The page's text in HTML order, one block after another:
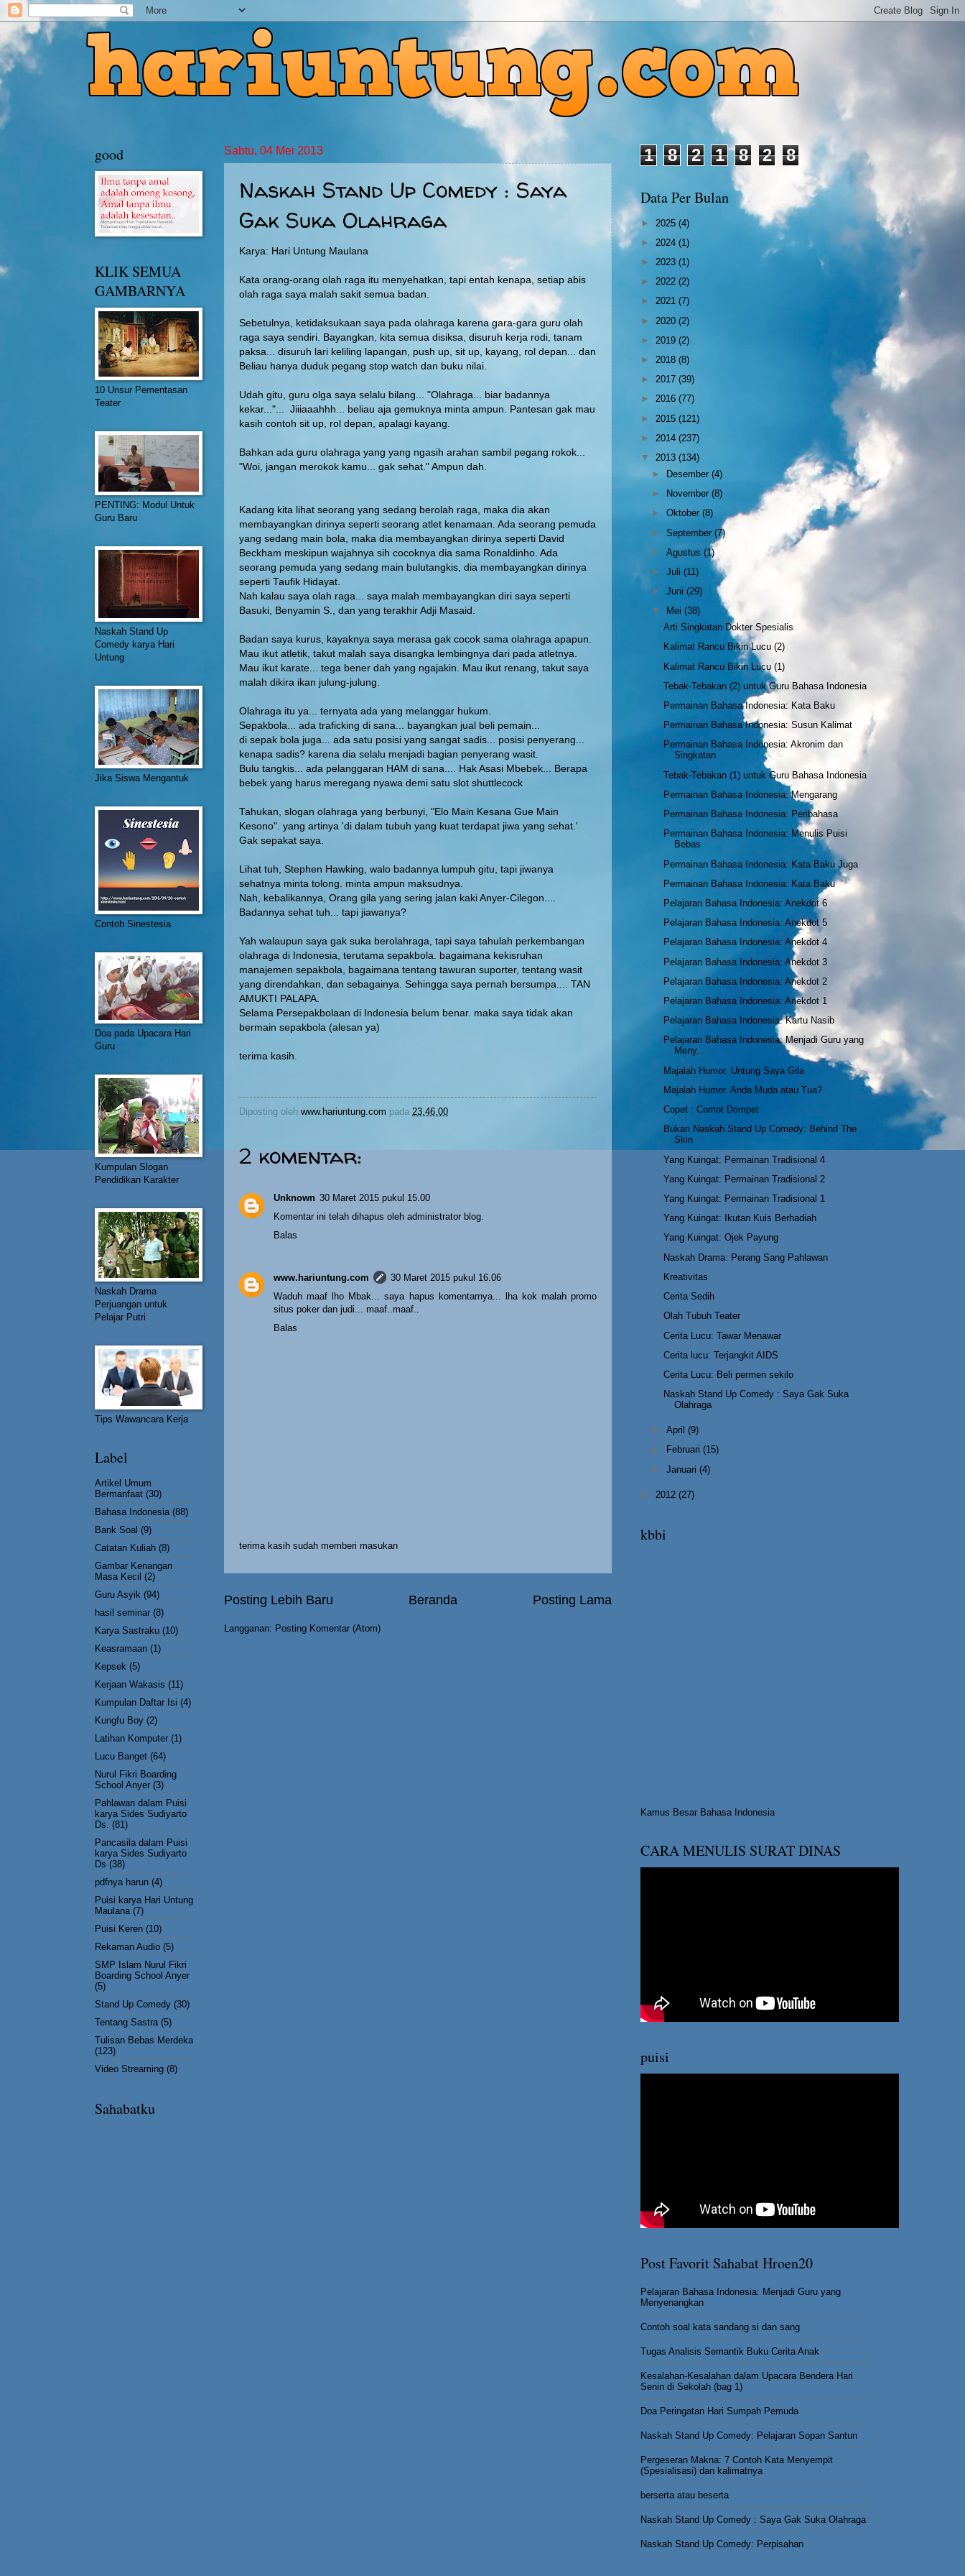
Sabtu, 04 Mei 2013
Naskah Stand Up Comedy : Saya
Gak Suka Olahraga
Karya: Hari Untung Maulana
Kata orang-orang olah raga itu menyehatkan, tapi entah kenapa, setiap abis
olah raga saya malah sakit semua badan.
Sebetulnya, ketidaksukaan saya pada olahraga karena gara-gara guru olah
raga saya sendiri. Bayangkan, kita semua disiksa, disuruh kerja rodi, tanam
paksa... disuruh lari keliling lapangan, push up, sit up, kayang, rol depan... dan
Beliau hanya duduk pegang stop watch dan buku nilai.
Udah gitu, guru olga saya selalu bilang... "Olahraga... biar badannya
kekar..."... Jiiiaaahhh... beliau aja gemuknya minta ampun. Pantesan gak mau
kasih contoh sit up, rol depan, apalagi kayang.
Bahkan ada guru olahraga yang yang ngasih arahan sambil pegang rokok...
"Woi, jangan merokok kamu... gak sehat." Ampun dah.
Kadang kita lihat seorang yang sedang berolah raga, maka dia akan
membayangkan dirinya seperti seorang atlet kenamaan. Ada seorang pemuda
yang sedang main bola, maka dia membayangkan dirinya seperti David
Beckham meskipun wajahnya sih cocoknya dia sama Ronaldinho. Ada
seorang pemuda yang sedang main bulutangkis, dia membayangkan dirinya
seperti Taufik Hidayat.
Nah kalau saya olah raga... saya malah membayangkan diri saya seperti
Basuki, Benyamin S., dan yang terakhir Adji Masaid.
Badan saya kurus, kayaknya saya merasa gak cocok sama olahraga apapun.
Mau ikut atletik, takut malah saya disangka lembingnya dari pada atletnya.
Mau ikut karate... tega bener dah yang ngajakin. Mau ikut renang, takut saya
malah dikira ikan julung-julung.
Olahraga itu ya... ternyata ada yang melanggar hukum.
Sepakbola... ada traficking di sana... bayangkan jual beli pemain...
di sepak bola juga... ada satu posisi yang sangat sadis... posisi penyerang...
kenapa sadis? karena dia selalu menjadi bagian penyerang wasit.
Bulu tangkis... ada pelanggaran HAM di sana.... Hak Asasi Mbebek... Berapa
bebek yang harus meregang nyawa demi satu slot shuttlecock
Tahukan, slogan olahraga yang berbunyi, "Elo Main Kesana Gue Main
Kesono". yang artinya 'di dalam tubuh yang kuat terdapat jiwa yang sehat.'
Gak sepakat saya.
Lihat tuh, Stephen Hawking, walo badannya lumpuh gitu, tapi jiwanya
sehatnya minta tolong. minta ampun maksudnya.
Nah, kebalikannya, Orang gila yang sering jalan kaki Anyer-Cilegon....
Badannya sehat tuh... tapi jiawanya?
Yah walaupun saya gak suka berolahraga, tapi saya tahulah perkembangan
olahraga di Indonesia, terutama sepakbola. bagaimana kekisruhan
manajemen sepakbola, bagaimana tentang tawuran suporter, tentang wasit
yang direndahkan, dan sebagainya. Sehingga saya pernah bersumpa.... TAN
AMUKTI PALAPA.
Selama Persepakbolaan di Indonesia belum benar. maka saya tidak akan
bermain sepakbola (alesan ya)
terima kasih.
Diposting oleh www.hariuntung.com pada 23.46.00
2 komentar:
Unknown 30 Maret 2015 pukul 15.00
Komentar ini telah dihapus oleh administrator blog.
Balas
www.hariuntung.com
30 Maret 2015 pukul 16.06
Waduh maaf lho Mbak... saya hapus komentarnya... lha kok malah promo
situs poker dan judi... maaf..maaf..
Balas
terima kasih sudah memberi masukan
Posting Lebih Baru Posting Lama
Beranda
Langganan: Posting Komentar (Atom)
good
KLIK SEMUA
GAMBARNYA
10 Unsur Pementasan
Teater
PENTING: Modul Untuk
Guru Baru
Naskah Stand Up
Comedy karya Hari
Untung
Jika Siswa Mengantuk
Contoh Sinestesia
Doa pada Upacara Hari
Guru
Kumpulan Slogan
Pendidikan Karakter
Naskah Drama
Perjuangan untuk
Pelajar Putri
Tips Wawancara Kerja
Label
Artikel Umum
Bermanfaat (30)
Bahasa Indonesia (88)
Bank Soal (9)
Catatan Kuliah (8)
Gambar Kenangan
Masa Kecil (2)
Guru Asyik (94)
hasil seminar (8)
Karya Sastraku (10)
Keasramaan (1)
Kepsek (5)
Kerjaan Wakasis (11)
Kumpulan Daftar Isi (4)
Kungfu Boy (2)
Latihan Komputer (1)
Lucu Banget (64)
Nurul Fikri Boarding
School Anyer (3)
Pahlawan dalam Puisi
karya Sides Sudiyarto
Ds. (81)
Pancasila dalam Puisi
karya Sides Sudiyarto
Ds (38)
pdfnya harun (4)
Puisi karya Hari Untung
Maulana (7)
Puisi Keren (10)
Rekaman Audio (5)
SMP Islam Nurul Fikri
Boarding School Anyer
(5)
Stand Up Comedy (30)
Tentang Sastra (5)
Tulisan Bebas Merdeka
(123)
Video Streaming (8)
Sahabatku
1 8 2 1 8 2 8
Data Per Bulan
► 2025 (4)
► 2024 (1)
► 2023 (1)
► 2022 (2)
► 2021 (7)
► 2020 (2)
► 2019 (2)
► 2018 (8)
► 2017 (39)
► 2016 (77)
► 2015 (121)
► 2014 (237)
▼ 2013 (134)
►
Desember(4)
►
November(8)
►Oktober(8)
►September(7)
►Agustus(1)
►Juli(11)
►Juni(29)
▼
Mei(38)
Arti Singkatan Dokter Spesialis
Kalimat Rancu Bikin Lucu (2)
Kalimat Rancu Bikin Lucu (1)
Tebak-Tebakan (2) untuk Guru Bahasa Indonesia
Permainan Bahasa Indonesia: Kata Baku
Permainan Bahasa Indonesia: Susun Kalimat
Permainan Bahasa Indonesia: Akronim dan
Singkatan
Tebak-Tebakan (1) untuk Guru Bahasa Indonesia
Permainan Bahasa Indonesia: Mengarang
Permainan Bahasa Indonesia: Peribahasa
Permainan Bahasa Indonesia: Menulis Puisi
Bebas
Permainan Bahasa Indonesia: Kata Baku Juga
Permainan Bahasa Indonesia: Kata Baku
Pelajaran Bahasa Indonesia: Anekdot 6
Pelajaran Bahasa Indonesia: Anekdot 5
Pelajaran Bahasa Indonesia: Anekdot 4
Pelajaran Bahasa Indonesia: Anekdot 3
Pelajaran Bahasa Indonesia: Anekdot 2
Pelajaran Bahasa Indonesia: Anekdot 1
Pelajaran Bahasa Indonesia: Kartu Nasib
Pelajaran Bahasa Indonesia: Menjadi Guru yang
Meny...
Majalah Humor. Untung Saya Gila
Majalah Humor. Anda Muda atau Tua?
Copet : Comot Dompet
Bukan Naskah Stand Up Comedy: Behind The
Skin
Yang Kuingat: Permainan Tradisional 4
Yang Kuingat: Permainan Tradisional 2
Yang Kuingat: Permainan Tradisional 1
Yang Kuingat: Ikutan Kuis Berhadiah
Yang Kuingat: Ojek Payung
Naskah Drama: Perang Sang Pahlawan
Kreativitas
Cerita Sedih
Olah Tubuh Teater
Cerita Lucu: Tawar Menawar
Cerita lucu: Terjangkit AIDS
Cerita Lucu: Beli permen sekilo
Naskah Stand Up Comedy : Saya Gak Suka
Olahraga
►April(9)
►
Februari(15)
►Januari(4)
► 2012 (27)
kbbi
Kamus Besar Bahasa Indonesia
CARA MENULIS SURAT DINAS
puisi
Post Favorit Sahabat Hroen20
Pelajaran Bahasa Indonesia: Menjadi Guru yang
Menyenangkan
Contoh soal kata sandang si dan sang
Tugas Analisis Semantik Buku Cerita Anak
Kesalahan-Kesalahan dalam Upacara Bendera Hari
Senin di Sekolah (bag 1)
Doa Peringatan Hari Sumpah Pemuda
Naskah Stand Up Comedy: Pelajaran Sopan Santun
Pergeseran Makna: 7 Contoh Kata Menyempit
(Spesialisasi) dan kalimatnya
berserta atau beserta
Naskah Stand Up Comedy : Saya Gak Suka Olahraga
Naskah Stand Up Comedy: Perpisahan